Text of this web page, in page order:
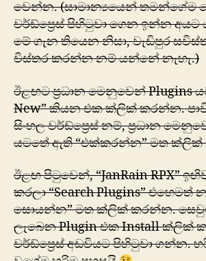
වෙන්න. (සාමාන්‍යයෙන් තමන්ගේම
වර්ඩ්ප්‍රෙස් පිහිටුවා ගෙන ඉන්න
මේ ගැන තියෙන නිසා, වැඩිපුර
විස්තර කරන්න නම් යන්නේ නැහැ.)
ඊළඟට ප්‍රධාන මෙනුවෙන් Plugins
New” කියන එක ක්ලික් කරන්න.
සිංහල වර්ඩ්ප්‍රෙස් නම්, ප්‍රධාන
යටතේ ඇති “එක්කරන්න” මත
ඊළඟ පිටුවෙන්, “JanRain RPX”
කරලා “Search Plugins”
සොයන්න” මත ක්ලික් කරන්න.
ලැබෙන Plugin එක Install ක්ලික්
වර්ඩ්ප්‍රෙස් අඩවියට පිහිටුවා ගන්න.